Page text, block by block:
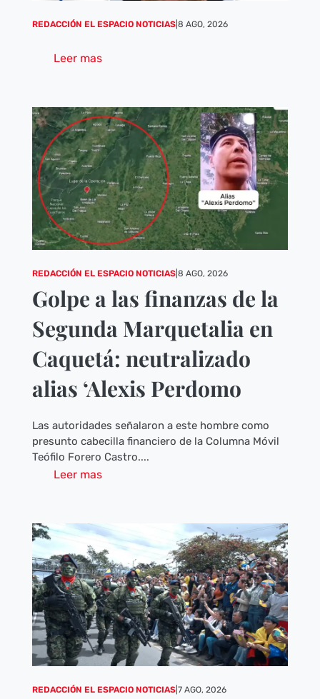
REDACCIÓN EL ESPACIO NOTICIAS| 8 AGO, 2026
Leer mas
REDACCIÓN EL ESPACIO NOTICIAS| 8 AGO, 2026
Golpe a las finanzas de la
Segunda Marquetalia en
Caquetá: neutralizado
alias ‘Alexis Perdomo
Las autoridades señalaron a este hombre como
presunto cabecilla financiero de la Columna Móvil
Teófilo Forero Castro....
Leer mas
REDACCIÓN EL ESPACIO NOTICIAS| 7 AGO, 2026